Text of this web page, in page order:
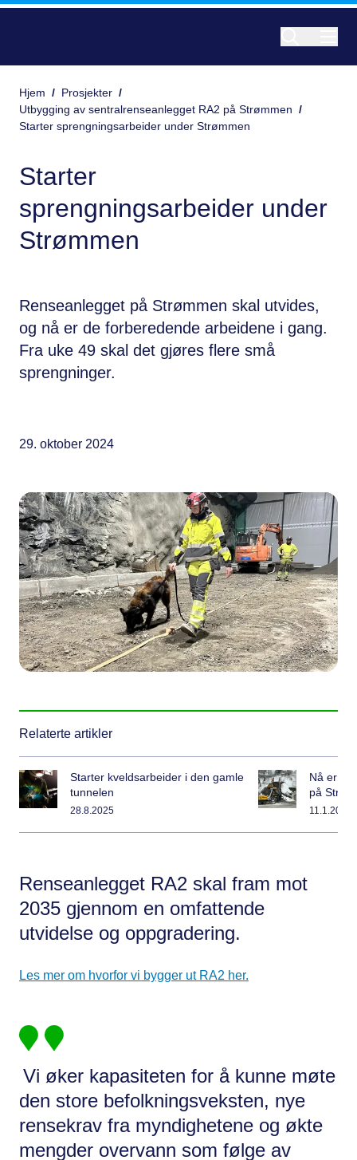
Hjem / Prosjekter /
Utbygging av sentralrenseanlegget RA2 på Strømmen /
Starter sprengningsarbeider under Strømmen
Starter
sprengningsarbeider under
Strømmen
Renseanlegget på Strømmen skal utvides,
og nå er de forberedende arbeidene i gang.
Fra uke 49 skal det gjøres flere små
sprengninger.
29. oktober 2024
Relaterte artikler
Starter kveldsarbeider i den gamle
tunnelen
28.8.2025
Nå er
på
11.1.2025
Renseanlegget RA2 skal fram mot
2035 gjennom en omfattende
utvidelse og oppgradering.
Les mer om hvorfor vi bygger ut RA2 her.
Vi øker kapasiteten for å kunne møte
den store befolkningsveksten, nye
rensekrav fra myndighetene og økte
mengder overvann som følge av